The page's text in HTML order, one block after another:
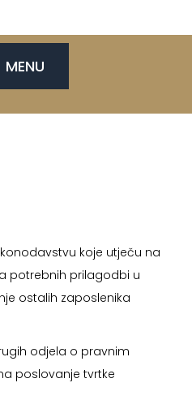
MENU
koje utječu na
potrebnih prilagodbi u
ostalih zaposlenika
odjela o pravnim
poslovanje tvrtke